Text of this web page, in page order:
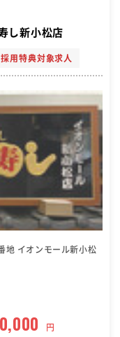
し新小松店
用特典対象求人
地 イオンモール新小松
円